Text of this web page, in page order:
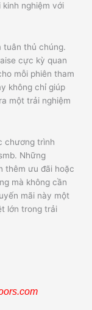
nghiệm với
tuân thủ chúng.
cực kỳ quan
mỗi phiên tham
không chỉ giúp
một trải nghiệm
chương trình
Những
thêm ưu đãi hoặc
mà không cần
mãi này một
lớn trong trải